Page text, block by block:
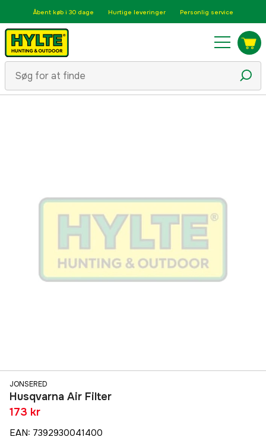
Åbent køb i 30 dage Hurtige leveringer Personlig service
JONSERED
Husqvarna Air Filter
173 kr
EAN: 7392930041400